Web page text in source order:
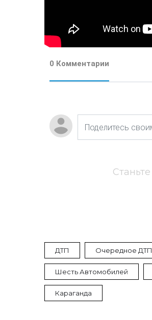
0 Комментарии
ДТП Очередное
Шесть Автомобилей
Караганда